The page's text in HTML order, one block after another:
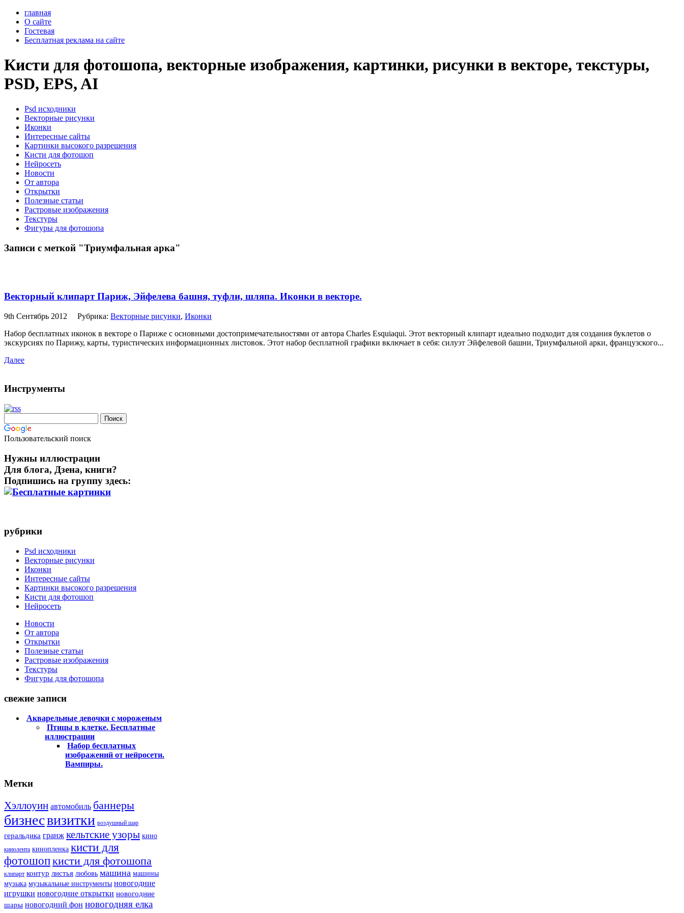
главная
О сайте
Гостевая
Бесплатная реклама на сайте
Кисти для фотошопа, векторные изображения, картинки, рисунки в векторе, текстуры,
PSD, EPS, AI
Psd исходники
Векторные рисунки
Иконки
Интересные сайты
Картинки высокого разрешения
Кисти для фотошоп
Нейросеть
Новости
От автора
Открытки
Полезные статьи
Растровые изображения
Текстуры
Фигуры для фотошопа
Записи с меткой "Триумфальная арка"
Векторный клипарт Париж, Эйфелева башня, туфли, шляпа. Иконки в векторе.
9th Сентябрь 2012 Рубрика: Векторные рисунки, Иконки
Набор бесплатных иконок в векторе о Париже с основными достопримечательностями от автора Charles Esquiaqui. Этот векторный клипарт идеально подходит для создания буклетов о
экскурсиях по Парижу, карты, туристических информационных листовок. Этот набор бесплатной графики включает в себя: силуэт Эйфелевой башни, Триумфальной арки, французского...
Далее
Инструменты
Пользовательский поиск
Нужны иллюстрации
Для блога, Дзена, книги?
Подпишись на группу здесь:
рубрики
Psd исходники
Векторные рисунки
Иконки
Интересные сайты
Картинки высокого разрешения
Кисти для фотошоп
Нейросеть
Новости
От автора
Открытки
Полезные статьи
Растровые изображения
Текстуры
Фигуры для фотошопа
свежие записи
Акварельные девочки с мороженым
Птицы в клетке. Бесплатные
иллюстрации
Набор бесплатных
изображений от нейросети.
Вампиры.
Метки
Хэллоуин автомобиль баннеры
бизнесвизитки воздушный шар
геральдика гранж кельтские узоры кино
кинолента кинопленка кисти для
фотошопкисти для фотошопа
клипарт контур листья любовь машина машины
музыка музыкальные инструменты новогодние
игрушки новогодние открытки новогодние
шары новогодний фон новогодняя елка